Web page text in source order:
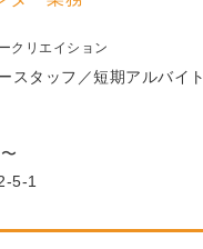
クリエイション
スタッフ／短期アルバイト
5-1